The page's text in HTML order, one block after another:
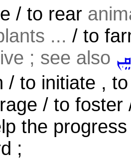
/ to rear
... / to
; see also
/ to initiate ,
/ to
the
;